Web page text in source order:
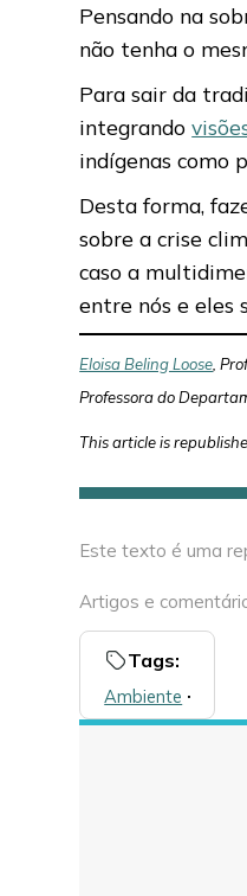
Pensando na
não tenha o
Para sair da
integrando
indígenas como
Desta forma,
sobre a crise
caso a
entre nós e eles
Eloisa Beling Loose ,
Professora do
This article is
Este texto é uma
Artigos e
Tags:
Ambiente 🞌